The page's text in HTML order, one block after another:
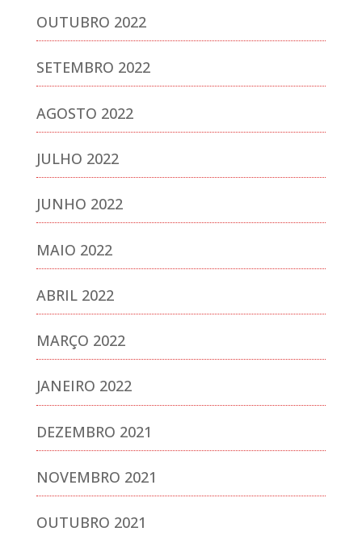
OUTUBRO 2022
SETEMBRO 2022
AGOSTO 2022
JULHO 2022
JUNHO 2022
MAIO 2022
ABRIL 2022
MARÇO 2022
JANEIRO 2022
DEZEMBRO 2021
NOVEMBRO 2021
OUTUBRO 2021